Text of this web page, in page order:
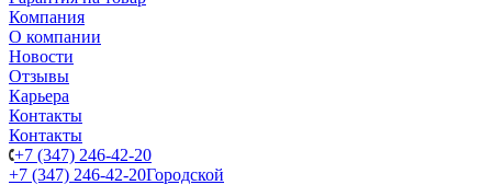
Компания
О компании
Новости
Отзывы
Карьера
Контакты
Контакты
+7 (347) 246-42-20
+7 (347) 246-42-20Городской